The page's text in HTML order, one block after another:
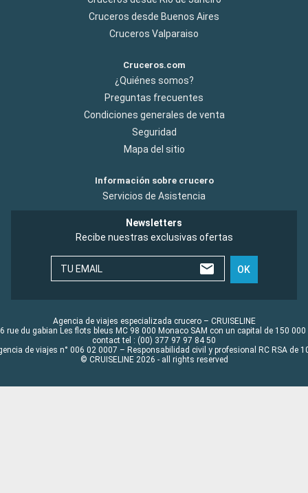
Cruceros desde Buenos Aires
Cruceros Valparaiso
Cruceros.com
¿Quiénes somos?
Preguntas frecuentes
Condiciones generales de venta
Seguridad
Mapa del sitio
Información sobre crucero
Servicios de Asistencia
Newsletters
Recibe nuestras exclusivas ofertas
TU EMAIL OK
Agencia de viajes especializada crucero – CRUISELINE
rue du gabian Les flots bleus MC 98 000 Monaco SAM con un capital de 150 000
contact tel : (00) 377 97 97 84 50
de viajes n° 006 02 0007 – Responsabilidad civil y profesional RC RSA de
© CRUISELINE 2026 - all rights reserved